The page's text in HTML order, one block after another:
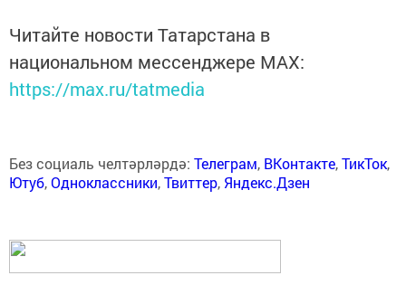
Читайте новости Татарстана в
национальном мессенджере MАХ:
https://max.ru/tatmedia
Без социаль челтәрләрдә: Телеграм, ВКонтакте,ТикТок,
Ютуб,Одноклассники,Твиттер, Яндекс.Дзен